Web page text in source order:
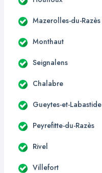
Mazerolles-du-Razès
Monthaut
Seignalens
Chalabre
Gueytes-et-Labastide
Peyrefitte-du-Razès
Rivel
Villefort